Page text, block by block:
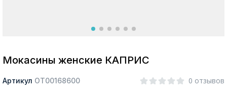
Мокасины женские КАПРИС
Артикул ОТ00168600 0 отзывов